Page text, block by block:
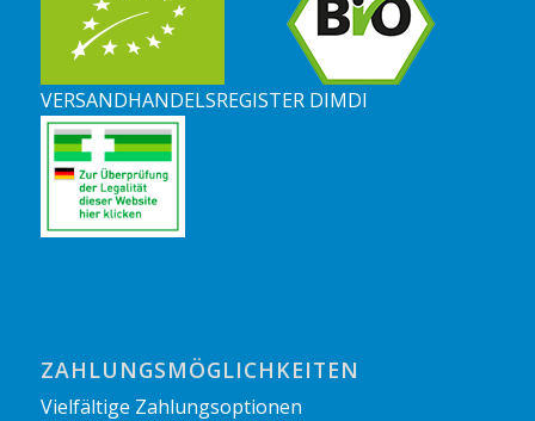
VERSANDHANDELSREGISTER DIMDI
ZAHLUNGSMÖGLICHKEITEN
Vielfältige Zahlungsoptionen